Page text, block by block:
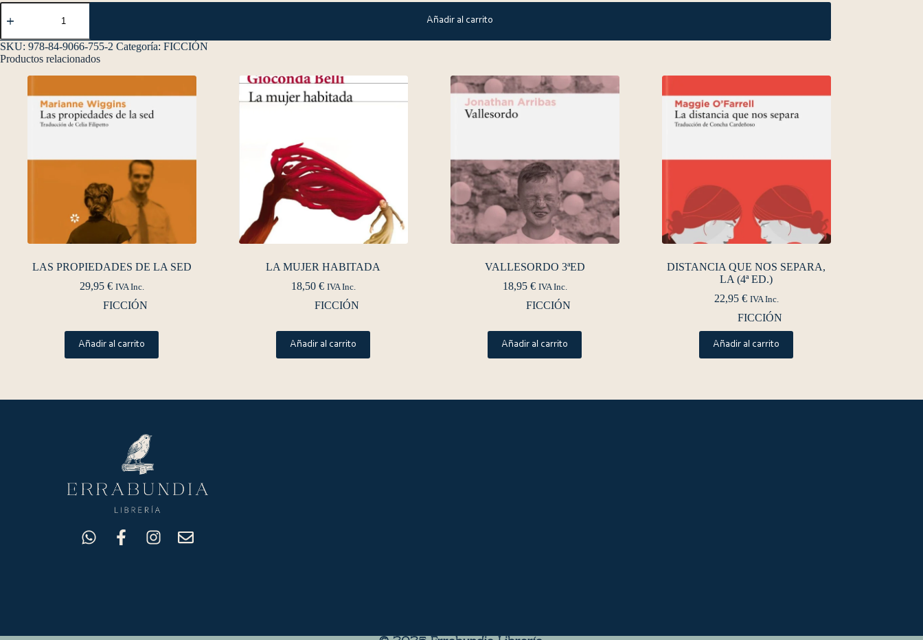
Añadir al carrito
SKU: 978-84-9066-755-2 Categoría: FICCIÓN
Productos relacionados
LAS PROPIEDADES DE LA SED
29,95 € IVA Inc.
FICCIÓN
Añadir al carrito
LA MUJER HABITADA
18,50 € IVA Inc.
FICCIÓN
Añadir al carrito
VALLESORDO 3ªED
18,95 € IVA Inc.
FICCIÓN
Añadir al carrito
DISTANCIA QUE NOS SEPARA,
LA (4ª ED.)
22,95 € IVA Inc.
FICCIÓN
Añadir al carrito